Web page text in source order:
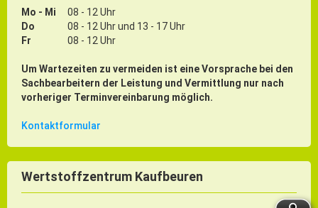
Mo - Mi
08 - 12 Uhr
Do
08 - 12 Uhr und 13 - 17 Uhr
Fr
08 - 12 Uhr
Um Wartezeiten zu vermeiden ist eine Vorsprache bei den
Sachbearbeitern der Leistung und Vermittlung nur nach
vorheriger Terminvereinbarung möglich.
Kontaktformular
Wertstoffzentrum Kaufbeuren